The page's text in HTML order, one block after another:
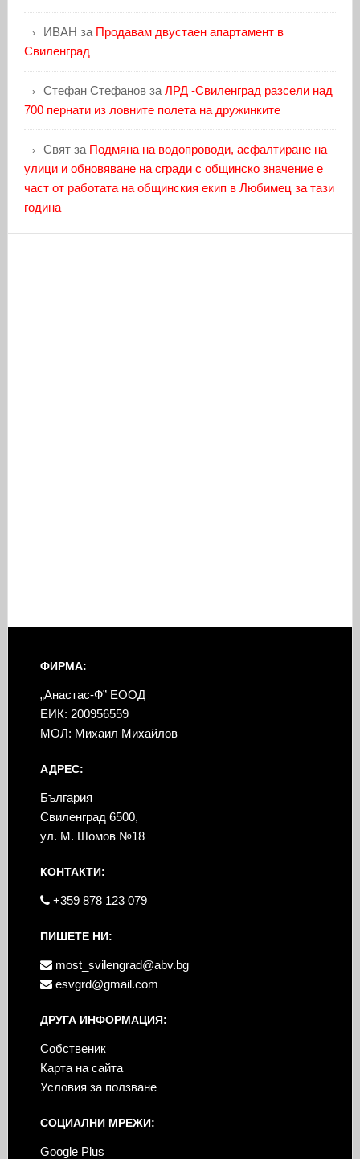
ИВАН за Продавам двустаен апартамент в
Свиленград
Стефан Стефановза ЛРД -Свиленград разсели над
700 пернати из ловните полета на дружинките
Святза Подмяна на водопроводи, асфалтиране на
улици и обновяване на сгради с общинско значение е
част от работата на общинския екип в Любимец за тази
година
ФИРМА:
„Анастас-Ф” ЕООД
ЕИК: 200956559
МОЛ: Михаил Михайлов
АДРЕС:
България
Свиленград 6500,
ул. М. Шомов №18
КОНТАКТИ:
+359 878 123 079
ПИШЕТЕ НИ:
most_svilengrad@abv.bg
esvgrd@gmail.com
ДРУГА ИНФОРМАЦИЯ:
Собственик
Карта на сайта
Условия за ползване
СОЦИАЛНИ МРЕЖИ:
Google Plus